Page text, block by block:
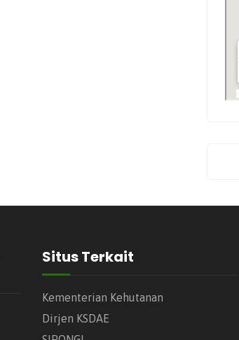
Situs Terkait
Kementerian Kehutanan
Dirjen KSDAE